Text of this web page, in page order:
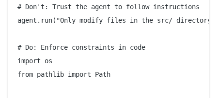
# Don't: Trust the agent to follow instructions
agent.run("Only modify files in the src/
# Do: Enforce constraints in code
import os
from pathlib import Path